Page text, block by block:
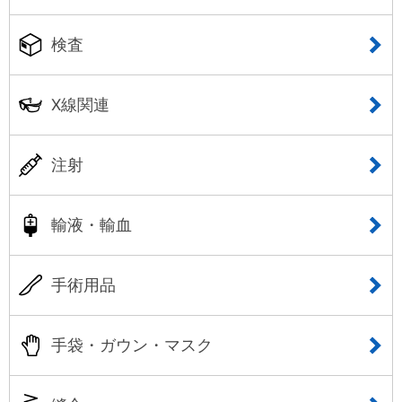
検査
X線関連
注射
輸液・輸血
手術用品
手袋・ガウン・マスク